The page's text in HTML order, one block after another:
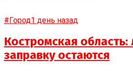
#Город1 день назад
Костромская область:
заправку остаются